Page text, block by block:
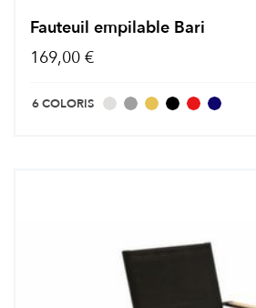
Fauteuil empilable Bari
169,00 €
6 COLORIS